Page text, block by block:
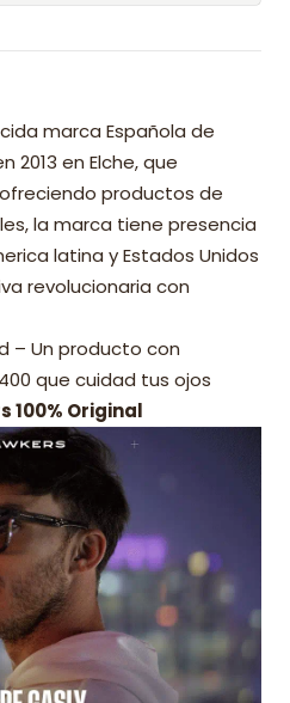
marca Española de
2013 en Elche, que
productos de
la marca tiene presencia
latina y Estados Unidos
revolucionaria con
– Un producto con
que cuidad tus ojos
100% Original